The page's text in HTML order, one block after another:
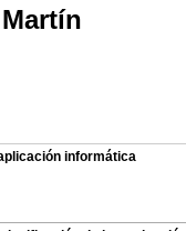
informática